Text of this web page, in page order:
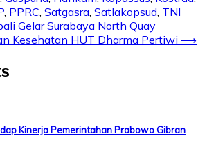
, PPRC, Satgasra, Satlakopsud, TNI
Gelar Surabaya North Quay
Kesehatan HUT Dharma Pertiwi ⟶
Kinerja Pemerintahan Prabowo Gibran